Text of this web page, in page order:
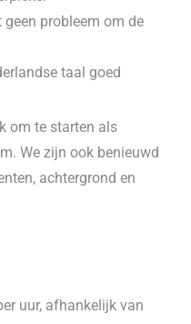
probleem om de
taal goed
om te starten als
We zijn ook benieuwd
achtergrond en
uur, afhankelijk van